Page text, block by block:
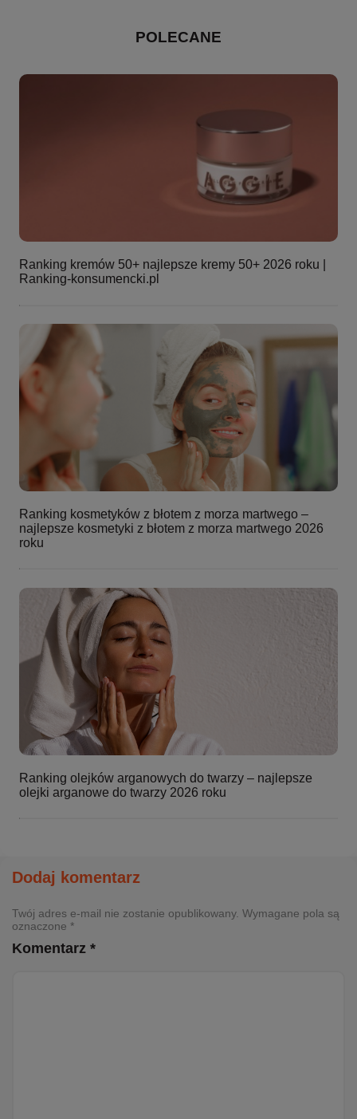
POLECANE
Ranking kremów 50+ najlepsze kremy 50+ 2026 roku |
Ranking-konsumencki.pl
Ranking kosmetyków z błotem z morza martwego –
najlepsze kosmetyki z błotem z morza martwego 2026
roku
Ranking olejków arganowych do twarzy – najlepsze
olejki arganowe do twarzy 2026 roku
Dodaj komentarz
Twój adres e-mail nie zostanie opublikowany. Wymagane pola są
oznaczone *
Komentarz *